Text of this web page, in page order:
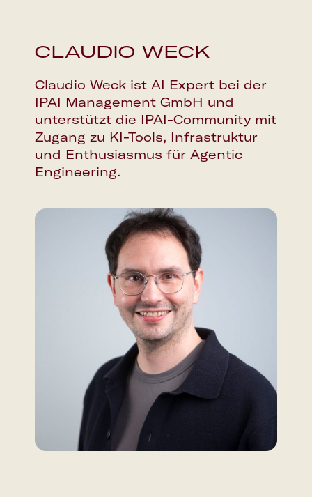
Google Calendar
Apple Calendar
CLAUDIO WECK
Claudio Weck ist AI Expert bei der
IPAI Management GmbH und
unterstützt die IPAI-Community mit
Zugang zu KI-Tools, Infrastruktur
und Enthusiasmus für Agentic
Engineering.